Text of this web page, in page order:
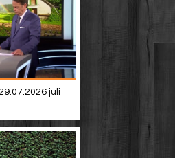
juli